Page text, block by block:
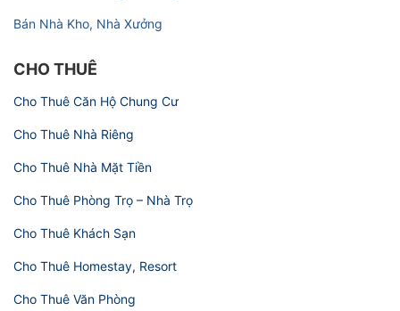
Bán Nhà Kho, Nhà Xưởng
CHO THUÊ
Cho Thuê Căn Hộ Chung Cư
Cho Thuê Nhà Riêng
Cho Thuê Nhà Mặt Tiền
Cho Thuê Phòng Trọ – Nhà Trọ
Cho Thuê Khách Sạn
Cho Thuê Homestay, Resort
Cho Thuê Văn Phòng